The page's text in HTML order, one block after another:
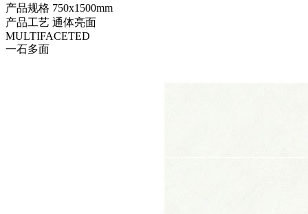
产品规格 750x1500mm
产品工艺 通体亮面
MULTIFACETED
一石多面